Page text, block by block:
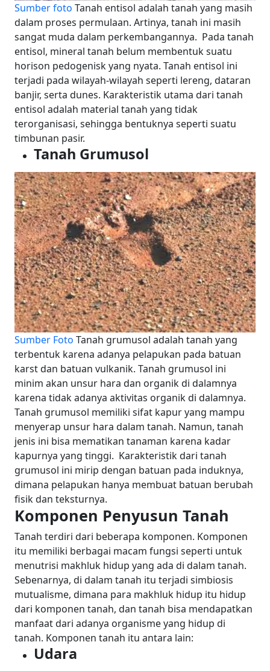
Sumber foto Tanah entisol adalah tanah yang masih
dalam proses permulaan. Artinya, tanah ini masih
sangat muda dalam perkembangannya. Pada tanah
entisol, mineral tanah belum membentuk suatu
horison pedogenisk yang nyata. Tanah entisol ini
terjadi pada wilayah-wilayah seperti lereng, dataran
banjir, serta dunes. Karakteristik utama dari tanah
entisol adalah material tanah yang tidak
terorganisasi, sehingga bentuknya seperti suatu
timbunan pasir.
Tanah Grumusol
Sumber Foto Tanah grumusol adalah tanah yang
terbentuk karena adanya pelapukan pada batuan
karst dan batuan vulkanik. Tanah grumusol ini
minim akan unsur hara dan organik di dalamnya
karena tidak adanya aktivitas organik di dalamnya.
Tanah grumusol memiliki sifat kapur yang mampu
menyerap unsur hara dalam tanah. Namun, tanah
jenis ini bisa mematikan tanaman karena kadar
kapurnya yang tinggi. Karakteristik dari tanah
grumusol ini mirip dengan batuan pada induknya,
dimana pelapukan hanya membuat batuan berubah
fisik dan teksturnya.
Komponen Penyusun Tanah
Tanah terdiri dari beberapa komponen. Komponen
itu memiliki berbagai macam fungsi seperti untuk
menutrisi makhluk hidup yang ada di dalam tanah.
Sebenarnya, di dalam tanah itu terjadi simbiosis
mutualisme, dimana para makhluk hidup itu hidup
dari komponen tanah, dan tanah bisa mendapatkan
manfaat dari adanya organisme yang hidup di
tanah. Komponen tanah itu antara lain:
Udara